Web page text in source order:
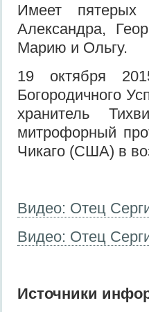
Имеет пятерых
Александра,
Марию и Ольгу.
19 октября
Богородичного
хранитель
митрофорный
Чикаго (США) в
Видео: Отец
Видео: Отец
Источники